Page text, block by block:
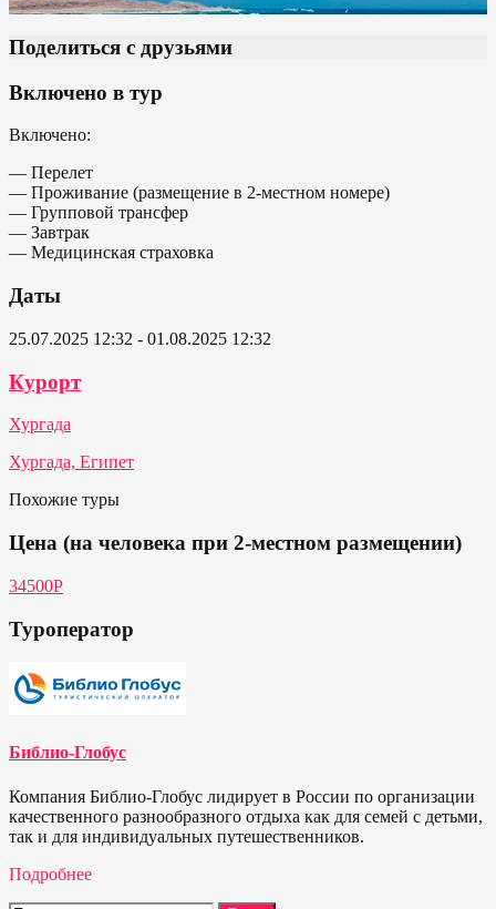
Поделиться с друзьями
Включено в тур
Включено:
— Перелет
— Проживание (размещение в 2-местном номере)
— Групповой трансфер
— Завтрак
— Медицинская страховка
Даты
25.07.2025 12:32 - 01.08.2025 12:32
Курорт
Хургада
Хургада, Египет
Похожие туры
Цена (на человека при 2-местном размещении)
34500P
Туроператор
Библио-Глобус
Компания Библио-Глобус лидирует в России по организации
качественного разнообразного отдыха как для семей с детьми,
так и для индивидуальных путешественников.
Подробнее